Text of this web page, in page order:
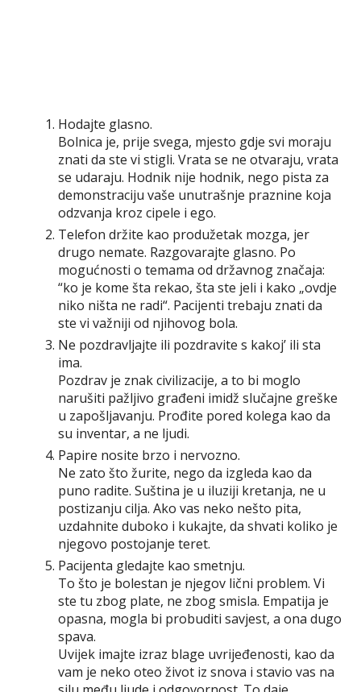
Hodajte glasno.
Bolnica je, prije svega, mjesto gdje svi moraju
znati da ste vi stigli. Vrata se ne otvaraju, vrata
se udaraju. Hodnik nije hodnik, nego pista za
demonstraciju vaše unutrašnje praznine koja
odzvanja kroz cipele i ego.
Telefon držite kao produžetak mozga, jer
drugo nemate. Razgovarajte glasno. Po
mogućnosti o temama od državnog značaja:
“ko je kome šta rekao, šta ste jeli i kako „ovdje
niko ništa ne radi“. Pacijenti trebaju znati da
ste vi važniji od njihovog bola.
Ne pozdravljajte ili pozdravite s kakoj’ ili sta
ima.
Pozdrav je znak civilizacije, a to bi moglo
narušiti pažljivo građeni imidž slučajne greške
u zapošljavanju. Prođite pored kolega kao da
su inventar, a ne ljudi.
Papire nosite brzo i nervozno.
Ne zato što žurite, nego da izgleda kao da
puno radite. Suština je u iluziji kretanja, ne u
postizanju cilja. Ako vas neko nešto pita,
uzdahnite duboko i kukajte, da shvati koliko je
njegovo postojanje teret.
Pacijenta gledajte kao smetnju.
To što je bolestan je njegov lični problem. Vi
ste tu zbog plate, ne zbog smisla. Empatija je
opasna, mogla bi probuditi savjest, a ona dugo
spava.
Uvijek imajte izraz blage uvrijeđenosti, kao da
vam je neko oteo život iz snova i stavio vas na